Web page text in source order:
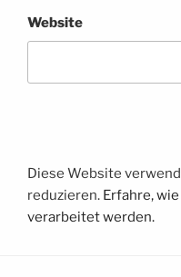
Website
Diese Website
reduzieren. Erfahre,
verarbeitet werden.